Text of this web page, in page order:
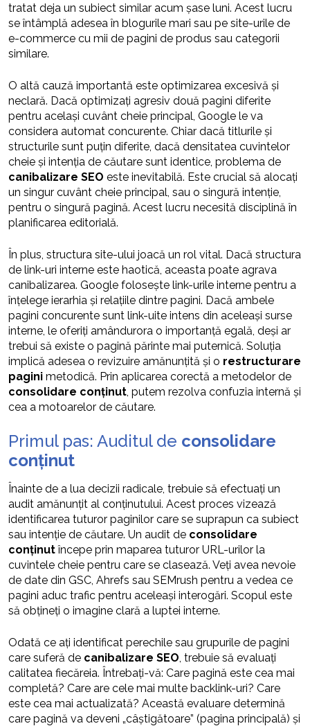
tratat deja un subiect similar acum șase luni. Acest lucru
se întâmplă adesea în blogurile mari sau pe site-urile de
e-commerce cu mii de pagini de produs sau categorii
similare.
O altă cauză importantă este optimizarea excesivă și
neclară. Dacă optimizați agresiv două pagini diferite
pentru același cuvânt cheie principal, Google le va
considera automat concurente. Chiar dacă titlurile și
structurile sunt puțin diferite, dacă densitatea cuvintelor
cheie și intenția de căutare sunt identice, problema de
canibalizare SEO este inevitabilă. Este crucial să alocați
un singur cuvânt cheie principal, sau o singură intenție,
pentru o singură pagină. Acest lucru necesită disciplină în
planificarea editorială.
În plus, structura site-ului joacă un rol vital. Dacă structura
de link-uri interne este haotică, aceasta poate agrava
canibalizarea. Google folosește link-urile interne pentru a
înțelege ierarhia și relațiile dintre pagini. Dacă ambele
pagini concurente sunt link-uite intens din aceleași surse
interne, le oferiți amândurora o importanță egală, deși ar
trebui să existe o pagină părinte mai puternică. Soluția
implică adesea o revizuire amănunțită și o restructurare
pagini metodică. Prin aplicarea corectă a metodelor de
consolidare conținut, putem rezolva confuzia internă și
cea a motoarelor de căutare.
Primul pas: Auditul de consolidare
conținut
Înainte de a lua decizii radicale, trebuie să efectuați un
audit amănunțit al conținutului. Acest proces vizează
identificarea tuturor paginilor care se suprapun ca subiect
sau intenție de căutare. Un audit de consolidare
conținutîncepe prin maparea tuturor URL-urilor la
cuvintele cheie pentru care se clasează. Veți avea nevoie
de date din GSC, Ahrefs sau SEMrush pentru a vedea ce
pagini aduc trafic pentru aceleași interogări. Scopul este
să obțineți o imagine clară a luptei interne.
Odată ce ați identificat perechile sau grupurile de pagini
care suferă de canibalizare SEO, trebuie să evaluați
calitatea fiecăreia. Întrebați-vă: Care pagină este cea mai
completă? Care are cele mai multe backlink-uri? Care
este cea mai actualizată? Această evaluare determină
care pagină va deveni „câștigătoare” (pagina principală) și